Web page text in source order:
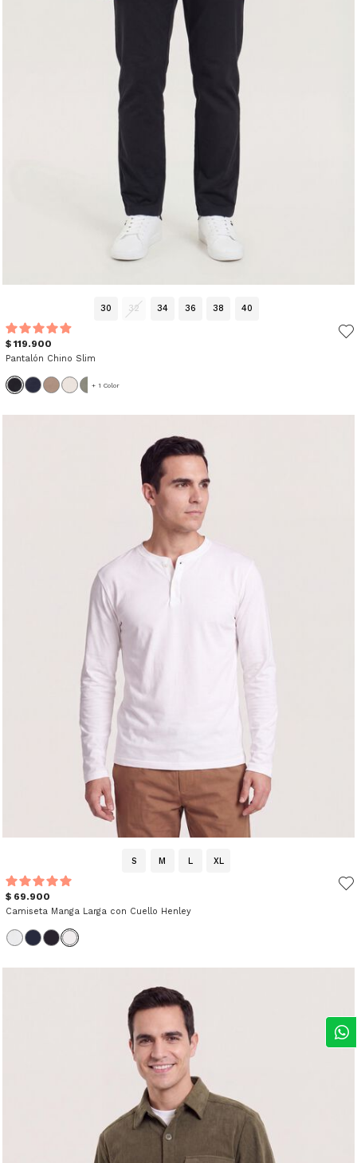
30 32 34 36 38 40
$ 119.900
Pantalón Chino Slim
+ 1 Color
S M L XL
$ 69.900
Camiseta Manga Larga con Cuello Henley